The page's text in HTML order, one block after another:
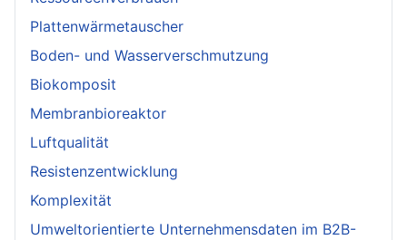
Plattenwärmetauscher
Boden- und Wasserverschmutzung
Biokomposit
Membranbioreaktor
Luftqualität
Resistenzentwicklung
Komplexität
Umweltorientierte Unternehmensdaten im B2B-